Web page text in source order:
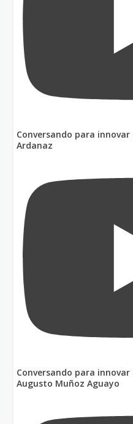
Conversando para
Ardanaz
Conversando para innovar
Augusto Muñoz Aguayo